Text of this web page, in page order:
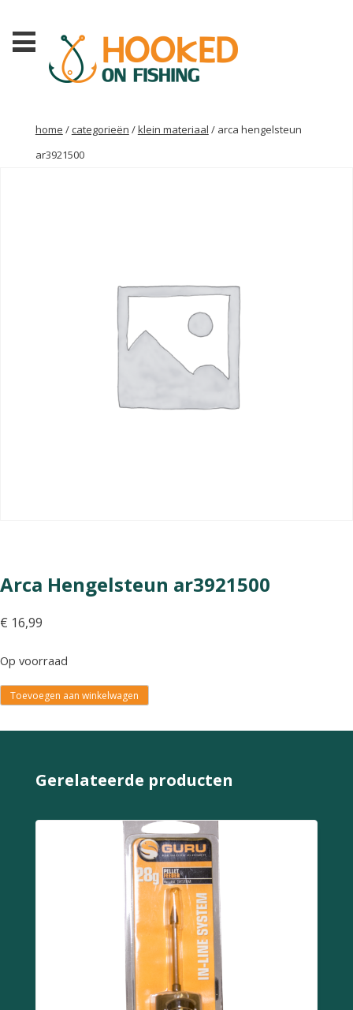
home / categorieën /klein materiaal / arca hengelsteun
ar3921500
Arca Hengelsteun ar3921500
€ 16,99
Op voorraad
Toevoegen aan winkelwagen
Gerelateerde producten